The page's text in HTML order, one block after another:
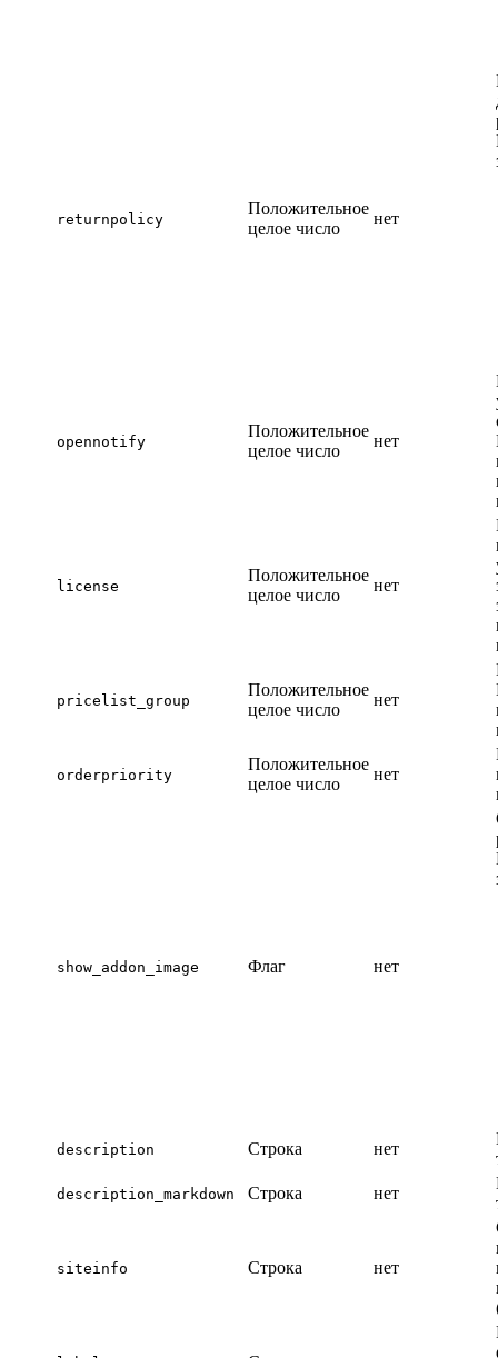
returnpolicy
Положительное
целое число
нет
opennotify
Положительное
целое число
нет
license
Положительное
целое число
нет
pricelist_group
Положительное
целое число
нет
orderpriority
Положительное
целое число
нет
show_addon_image Флаг нет
description Строка нет
description_markdown Строка нет
siteinfo Строка нет